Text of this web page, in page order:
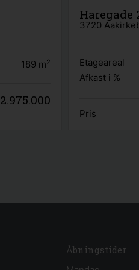
189 m2
2.975.000
Haregade
3720
Etageareal
Afkast i %
Pris
Åbningstider